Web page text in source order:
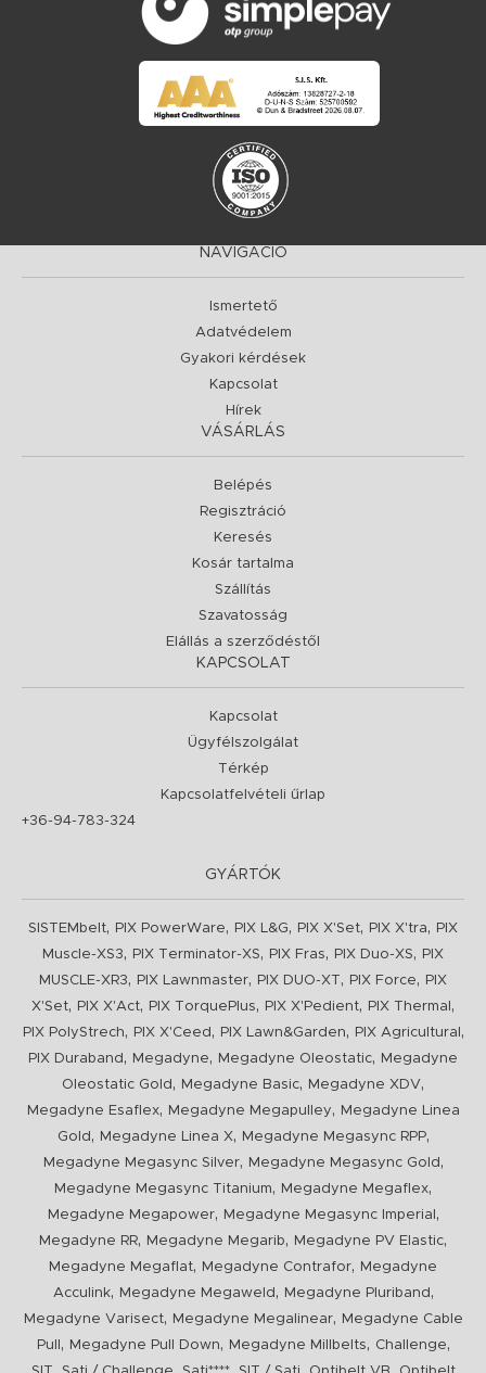
NAVIGÁCIÓ
Ismertető
Adatvédelem
Gyakori kérdések
Kapcsolat
Hírek
VÁSÁRLÁS
Belépés
Regisztráció
Keresés
Kosár tartalma
Szállítás
Szavatosság
Elállás a szerződéstől
KAPCSOLAT
Kapcsolat
Ügyfélszolgálat
Térkép
Kapcsolatfelvételi űrlap
+36-94-783-324
GYÁRTÓK
SISTEMbelt, PIX PowerWare, PIX L&G, PIX X'Set, PIX X'tra,
PIX
Muscle-XS3, PIX Terminator-XS, PIX Fras, PIX Duo-XS,
PIX
MUSCLE-XR3, PIX Lawnmaster, PIX DUO-XT, PIX Force,
PIX
X'Set, PIX X'Act, PIX TorquePlus, PIX X'Pedient, PIX Thermal ,
PIX PolyStrech, PIX X'Ceed , PIX Lawn&Garden, PIX Agricultural ,
PIX Duraband , Megadyne, Megadyne Oleostatic,
Megadyne
Oleostatic Gold , Megadyne Basic, Megadyne XDV,
Megadyne Esaflex, Megadyne Megapulley,
Megadyne Linea
Gold , Megadyne Linea X, Megadyne Megasync RPP,
Megadyne Megasync Silver, Megadyne Megasync Gold ,
Megadyne Megasync Titanium, Megadyne Megaflex,
Megadyne Megapower, Megadyne Megasync Imperial ,
Megadyne RR, Megadyne Megarib, Megadyne PV Elastic,
Megadyne Megaflat, Megadyne Contrafor,
Megadyne
Acculink, Megadyne Megaweld , Megadyne Pluriband ,
Megadyne Varisect, Megadyne Megalinear,
Megadyne Cable
Pull
, Megadyne Pull Down, Megadyne Millbelts, Challenge,
,